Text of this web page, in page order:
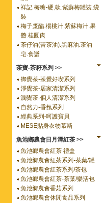
祥記 梅糖-硬,軟.紫蘇梅罐裝.袋
裝
梅子漿醋.楊桃汁.紫蘇梅汁.果
醬.桂圓肉
茶仔油(苦茶油).黑麻油.茶油
皂.食譜
茶寶-茶籽系列 >>
御覺茶-茶覺好喫系列
淨覺茶-居家清潔系列
潤覺茶-個人清潔系列
自然力-香氛系列
經典系列-呵護寶貝
MESE貼身衣物慕斯
魚池鄉農會日月潭紅茶 >>
魚池鄉農會紅茶 禮盒
魚池鄉農會紅茶系列-茶葉/罐
魚池鄉農會紅茶系列/茶包
魚池鄉農會紅茶-茶葉/樂活包
魚池鄉農會香菇系列
魚池鄉農會休閒食品系列